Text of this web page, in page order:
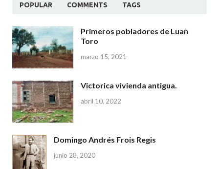
POPULAR COMMENTS TAGS
Primeros pobladores de Luan
Toro
marzo 15, 2021
Victorica vivienda antigua.
abril 10, 2022
Domingo Andrés Frois Regis
junio 28, 2020